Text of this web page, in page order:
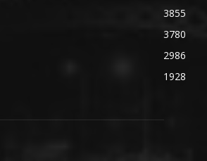
3855
3780
2986
1928